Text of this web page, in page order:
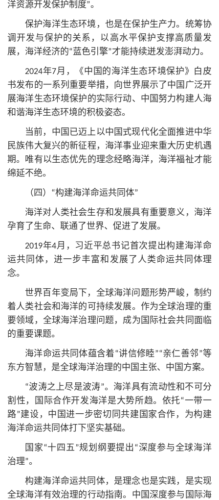
洋资源开发保护制度”。
保护海洋生态环境，也是在保护生产力。统筹协
调开发与保护的关系，以高水平保护支撑高质量发
展，海洋经济的“蓝色引擎”才能持续迸发澎湃动力。
2024年7月，《中国的海洋生态环境保护》白皮
书发布的一系列重要举措，向世界展示了中国广泛开
展海洋生态环境保护的实际行动、中国努力构建人海
和谐海洋生态环境的积极姿态。
当前，中国已迈上以中国式现代化全面推进中华
民族伟大复兴的新征程，海洋事业迎来重大历史机遇
期。唯有以生态优先的理念经略海洋，海洋福祉才能
绵延不绝。
（四）“构建海洋命运共同体”
海洋对人类社会生存和发展具有重要意义，海洋
孕育了生命、联通了世界、促进了发展。
2019年4月，习近平总书记首次提出构建海洋命
运共同体，进一步丰富和发展了人类命运共同体理
念。
世界百年变局下，全球海洋问题形势严峻，制约
着人类社会和海洋的可持续发展。作为全球治理的重
要领域，全球海洋治理问题，成为国际社会共同面临
的重要课题。
海洋命运共同体蕴含着“讲信修睦”“亲仁善邻”等
东方智慧，是全球海洋治理的中国主张、中国方案。
“波涛之上尽是波涛”。海洋具有流动性和不可分
割性，国际合作开发海洋是大势所趋。依托“一带一
路”建设，中国进一步密切同共建国家合作，为构建
海洋命运共同体打下坚实基础。
国家“十四五”规划纲要提出“深度参与全球海洋
治理”。
构建海洋命运共同体，是理念也是实践，是实现
全球海洋有效治理的行动指南。中国深度参与国际海